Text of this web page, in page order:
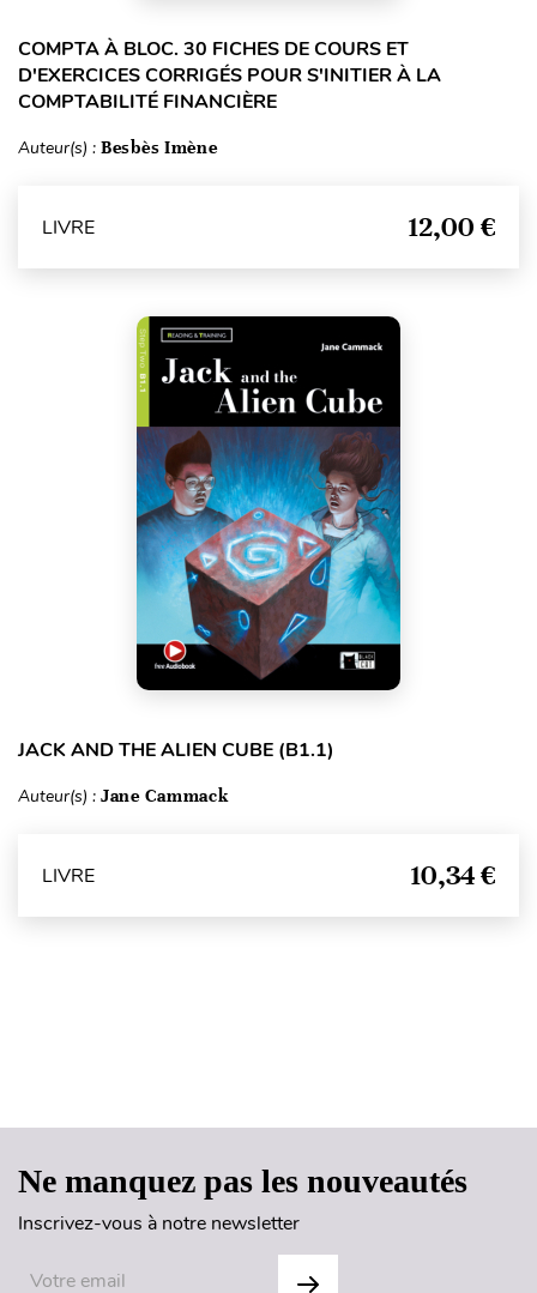
COMPTA À BLOC. 30 FICHES DE COURS ET
D'EXERCICES CORRIGÉS POUR S'INITIER À LA
COMPTABILITÉ FINANCIÈRE
Auteur(s) : Besbès Imène
LIVRE 12,00 €
JACK AND THE ALIEN CUBE (B1.1)
Auteur(s) : Jane Cammack
LIVRE 10,34 €
Ne manquez pas les nouveautés
Inscrivez-vous à notre newsletter